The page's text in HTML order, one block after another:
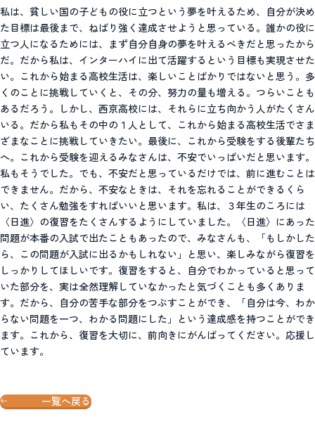
私は、貧しい国の子どもの役に立つという夢を叶えるため、自分が決め
た目標は最後まで、ねばり強く達成させようと思っている。誰かの役に
立つ人になるためには、まず自分自身の夢を叶えるべきだと思ったから
だ。だから私は、インターハイに出て活躍するという目標も実現させた
い。これから始まる高校生活は、楽しいことばかりではないと思う。多
くのことに挑戦していくと、その分、努力の量も増える。つらいことも
あるだろう。しかし、西京高校には、それらに立ち向かう人がたくさん
いる。だから私もその中の１人として、これから始まる高校生活でさま
ざまなことに挑戦していきたい。最後に、これから受験をする後輩たち
へ。これから受験を迎えるみなさんは、不安でいっぱいだと思います。
私もそうでした。でも、不安だと思っているだけでは、前に進むことは
できません。だから、不安なときは、それを忘れることができるくら
い、たくさん勉強をすればいいと思います。私は、３年生のころには
〈日進〉の復習をたくさんするようにしていました。〈日進〉にあった
問題が本番の入試で出たこともあったので、みなさんも、「もしかした
ら、この問題が入試に出るかもしれない」と思い、楽しみながら復習を
しっかりしてほしいです。復習をすると、自分でわかっていると思って
いた部分を、実は全然理解していなかったと気づくことも多くありま
す。だから、自分の苦手な部分をつぶすことができ、「自分は今、わか
らない問題を一つ、わかる問題にした」という達成感を持つことができ
ます。これから、復習を大切に、前向きにがんばってください。応援し
ています。
一覧へ戻る